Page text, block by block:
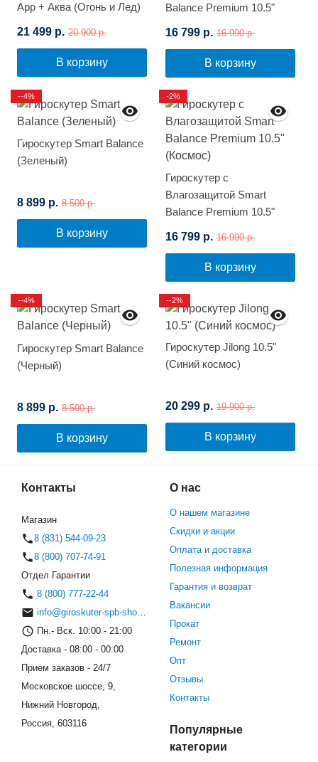
App + Аква (Огонь и Лед)
21 499 р. 20 900 р.
В корзину
Balance Premium 10.5"
16 799 р. 16 990 р.
В корзину
Гироскутер Smart Balance
(Зеленый)
8 899 р. 8 500 р.
В корзину
--4%
Гироскутер с
Влагозащитой Smart
Balance Premium 10.5"
16 799 р. 16 990 р.
В корзину
-2%
Гироскутер Smart Balance
(Черный)
8 899 р. 8 500 р.
В корзину
--4%
Гироскутер Jilong 10.5"
(Синий космос)
20 299 р. 19 900 р.
В корзину
--2%
Контакты
Магазин
8 (831) 544-09-23
8 (800) 707-74-91
Отдел Гарантии
8 (800) 777-22-44
info@giroskuter-spb-shop.ru
Пн.- Вск. 10:00 - 21:00
Доставка - 08:00 - 00:00
Прием заказов - 24/7
Московское шоссе, 9,
Нижний Новгород,
Россия, 603116
О нас
О нашем магазине
Скидки и акции
Оплата и доставка
Полезная информация
Гарантия и возврат
Вакансии
Прокат
Ремонт
Опт
Отзывы
Контакты
Популярные
категории